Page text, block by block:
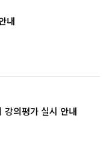
내
의평가 실시 안내